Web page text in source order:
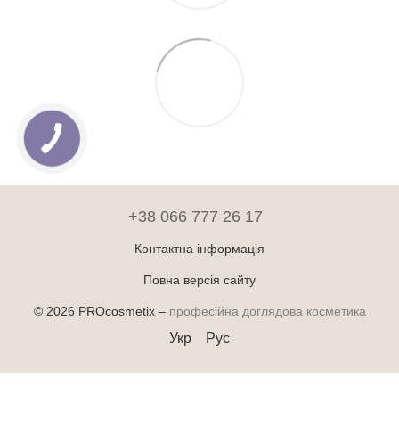
+38 066 777 26 17
Контактна інформація
Повна версія сайту
© 2026 PROcosmetix – професійна доглядова косметика
Укр Рус